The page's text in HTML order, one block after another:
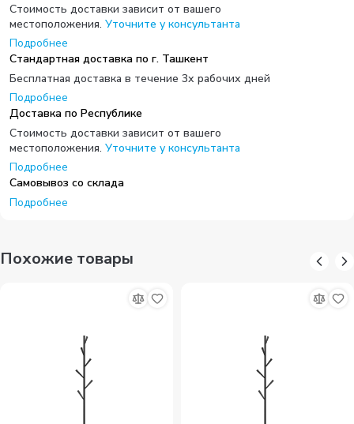
Стоимость доставки зависит от вашего
местоположения. Уточните у консультанта
Подробнее
Стандартная доставка по г. Ташкент
Бесплатная доставка в течение 3х рабочих дней
Подробнее
Доставка по Республике
Стоимость доставки зависит от вашего
местоположения. Уточните у консультанта
Подробнее
Самовывоз со склада
Подробнее
Похожие товары